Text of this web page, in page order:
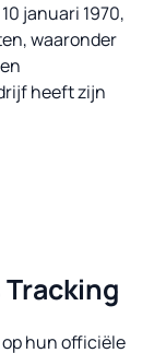
januari 1970,
waaronder
heeft zijn
hun officiële